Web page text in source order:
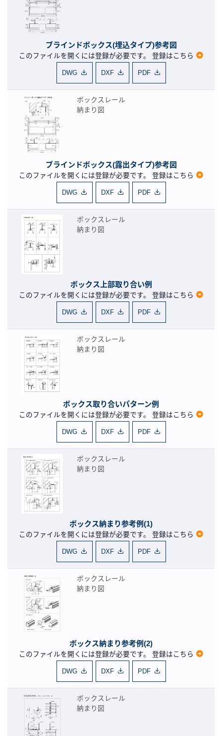
ブラインドボックス(埋込タイプ)参考図
このファイルを開くには登録が必要です。登録はこちら
DWG DXF PDF
ボックスレール
納まり図
ブラインドボックス(露出タイプ)参考図
このファイルを開くには登録が必要です。登録はこちら
DWG DXF PDF
ボックスレール
納まり図
ボックス上部取り合い例
このファイルを開くには登録が必要です。登録はこちら
DWG DXF PDF
ボックスレール
納まり図
ボックス取り合いパターン例
このファイルを開くには登録が必要です。登録はこちら
DWG DXF PDF
ボックスレール
納まり図
ボックス納まり参考例(1)
このファイルを開くには登録が必要です。登録はこちら
DWG DXF PDF
ボックスレール
納まり図
ボックス納まり参考例(2)
このファイルを開くには登録が必要です。登録はこちら
DWG DXF PDF
ボックスレール
納まり図